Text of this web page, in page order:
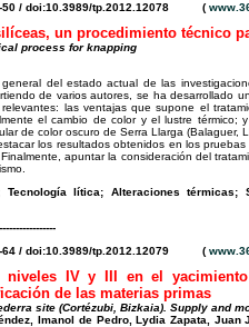
50 / doi:10.3989/tp.2012.12078 (
un procedimiento técnico
process for knapping
del estado actual de las
de varios autores, se ha desarrollado
las ventajas que supone el
el cambio de color y el lustre térmico;
de color oscuro de Serra Llarga (Balaguer,
los resultados obtenidos en los
apuntar la consideración del
Tecnología lítica; Alteraciones térmicas;
64 / doi:10.3989/tp.2012.12079 (
IV y III en el yacimiento
de las materias primas
site (Cortézubi, Bizkaia). Supply and
Imanol de Pedro, Lydia Zapata,